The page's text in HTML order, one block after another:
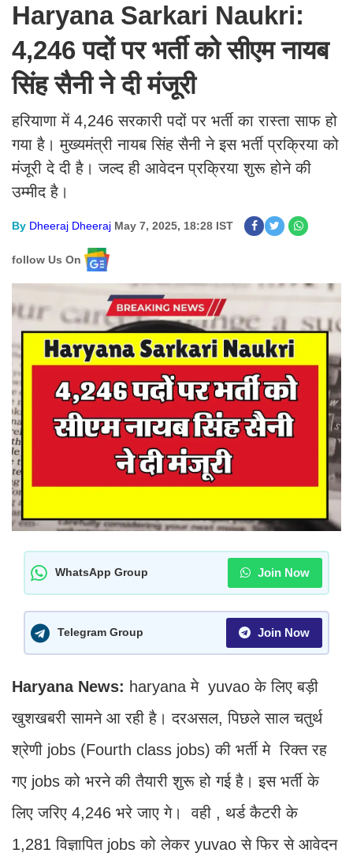
Haryana Sarkari Naukri:
4,246 पदों पर भर्ती को सीएम नायब
सिंह सैनी ने दी मंजूरी
हरियाणा में 4,246 सरकारी पदों पर भर्ती का रास्ता साफ हो
गया है। मुख्यमंत्री नायब सिंह सैनी ने इस भर्ती प्रक्रिया को
मंजूरी दे दी है। जल्द ही आवेदन प्रक्रिया शुरू होने की
उम्मीद है।
By Dheeraj Dheeraj May 7, 2025, 18:28 IST
follow Us On
WhatsApp Group Join Now
Telegram Group Join Now
Haryana News: haryana मे yuvao के लिए बड़ी
खुशखबरी सामने आ रही है। दरअसल, पिछले साल चतुर्थ
श्रेणी jobs (Fourth class jobs) की भर्ती मे रिक्त रह
गए jobs को भरने की तैयारी शुरू हो गई है। इस भर्ती के
लिए जरिए 4,246 भरे जाए गे। वही , थर्ड कैटरी के
1,281 विज्ञापित jobs को लेकर yuvao से फिर से आवेदन